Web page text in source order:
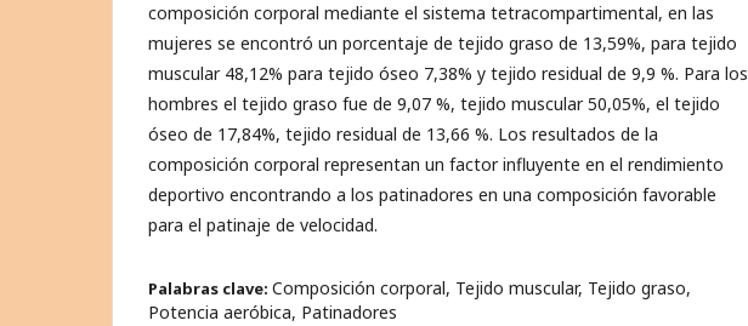
composición corporal mediante el sistema tetracompartimental, en las
mujeres se encontró un porcentaje de tejido graso de 13,59%, para tejido
muscular 48,12% para tejido óseo 7,38% y tejido residual de 9,9 %. Para los
hombres el tejido graso fue de 9,07 %, tejido muscular 50,05%, el tejido
óseo de 17,84%, tejido residual de 13,66 %. Los resultados de la
composición corporal representan un factor influyente en el rendimiento
deportivo encontrando a los patinadores en una composición favorable
para el patinaje de velocidad.
Palabras clave: Composición corporal, Tejido muscular, Tejido graso,
Potencia aeróbica, Patinadores